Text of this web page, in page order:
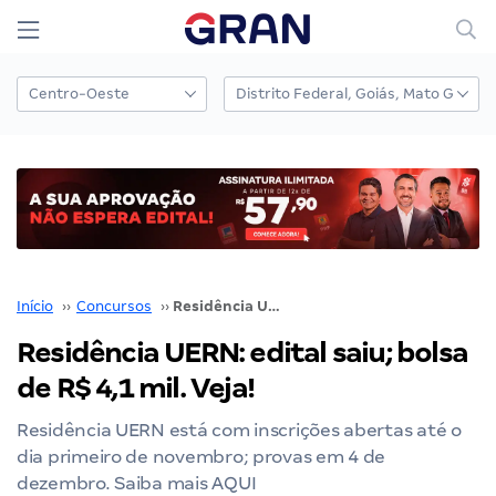
Início ›› Concursos ›› Residência UERN: edital saiu; bolsa de R$ 4,1 mil. Veja!
Residência UERN: edital saiu; bolsa
de R$ 4,1 mil. Veja!
Residência UERN está com inscrições abertas até o
dia primeiro de novembro; provas em 4 de
dezembro. Saiba mais AQUI